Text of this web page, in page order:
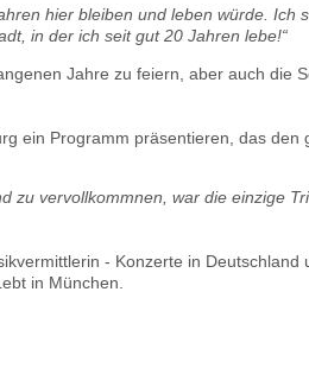
hier bleiben und leben würde.
in der ich seit gut 20 Jahren lebe!“
Jahre zu feiern, aber auch die
ein Programm präsentieren, das
zu vervollkommnen, war die einzige
- Konzerte in Deutschland
in München.